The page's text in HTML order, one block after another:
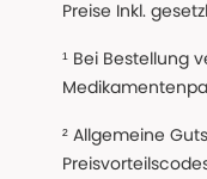
Preise Inkl.
¹ Bei Bestellung
² Allgemeine